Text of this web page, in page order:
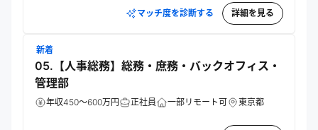
マッチ度を診断する 詳細を見る
新着
05.【人事総務】総務・庶務・バックオフィス・
管理部
年収450～600万円 正社員 一部リモート可 東京都